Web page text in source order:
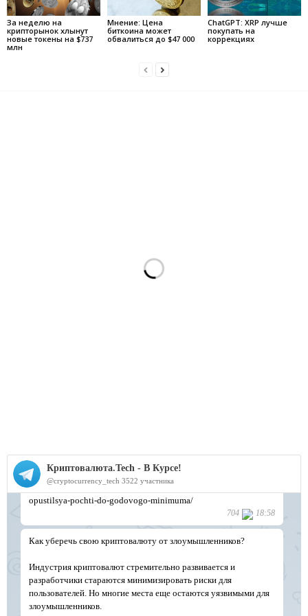
За неделю на
крипторынок хлынут
новые токены на $737
млн
Мнение: Цена
биткоина может
обвалиться до $47 000
ChatGPT: XRP лучше
покупать на
коррекциях